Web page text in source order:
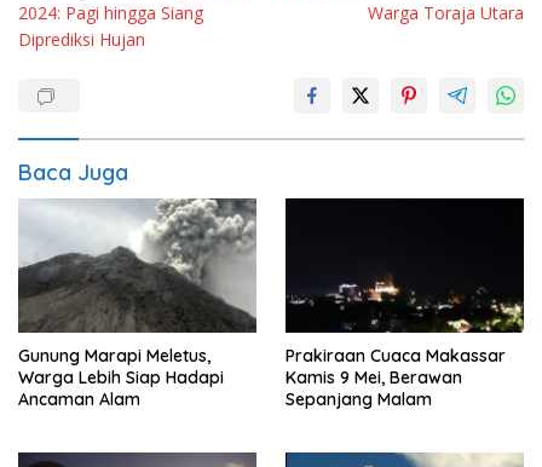
2024: Pagi hingga Siang
Diprediksi Hujan
Warga Toraja Utara
Baca Juga
Gunung Marapi Meletus,
Warga Lebih Siap Hadapi
Prakiraan Cuaca Makassar
Kamis 9 Mei, Berawan
Sepanjang Malam